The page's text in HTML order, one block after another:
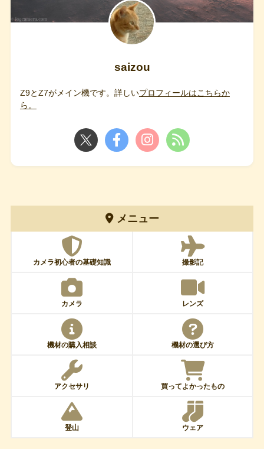
saizou
Z9とZ7がメイン機です。詳しいプロフィールはこちらか
ら。
メニュー
カメラ初心者の基礎知識 撮影記
カメラ レンズ
機材の購入相談 機材の選び方
アクセサリ 買ってよかったもの
登山 ウェア